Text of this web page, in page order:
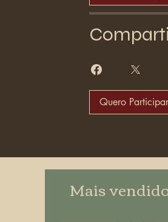
Quero Participar
Mais